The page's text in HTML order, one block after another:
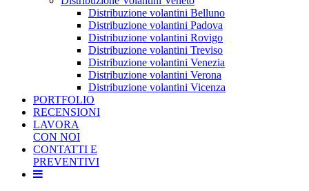
Distribuzione volantini Belluno
Distribuzione volantini Padova
Distribuzione volantini Rovigo
Distribuzione volantini Treviso
Distribuzione volantini Venezia
Distribuzione volantini Verona
Distribuzione volantini Vicenza
PORTFOLIO
RECENSIONI
LAVORA
CON NOI
CONTATTI E
PREVENTIVI